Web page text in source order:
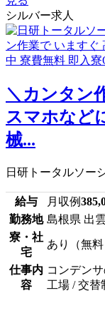
シルバー求人
＼カンタン
スマホなど
械...
日研トータルソー
給与 月収例
勤務地 島根県 出
寮・社
宅
あり（無料
仕事内
容
コンデン
工場 / 交替